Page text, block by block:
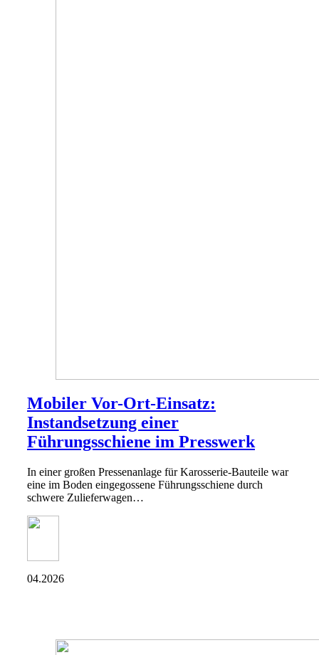
Mobiler Vor-Ort-Einsatz:
Instandsetzung einer
Führungsschiene im Presswerk
In einer großen Pressenanlage für Karosserie-Bauteile war
eine im Boden eingegossene Führungsschiene durch
schwere Zulieferwagen…
04.2026